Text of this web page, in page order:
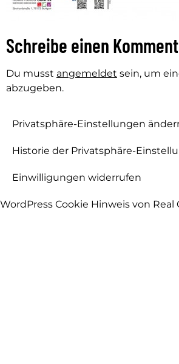
Schreibe einen
Du musst angemeldet sein, um
abzugeben.
Privatsphäre-Einstellungen
Historie der Privatsphäre-
Einwilligungen widerrufen
WordPress Cookie Hinweis von Real